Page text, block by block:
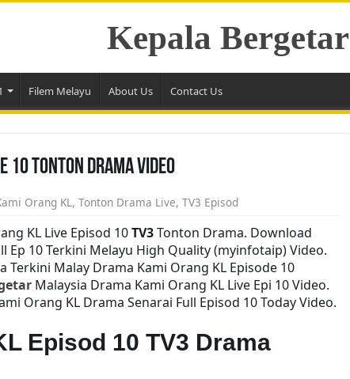
Kepala Bergetar
Filem Melayu About Us Contact Us
10 Tonton Drama Video
Orang KL, Tonton Drama Live, TV3 Episod
KL Live Episod 10TV3Tonton Drama. Download
Ep 10 Terkini Melayu High Quality (myinfotaip) Video.
Terkini Malay Drama Kami Orang KL Episode 10
Malaysia Drama Kami Orang KL Live Epi 10 Video.
Orang KL Drama Senarai Full Episod 10 Today Video.
Episod 10 TV3 Drama